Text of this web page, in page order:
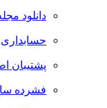
دانلود مجله
حسابداری
پشتیبان اطلاعات
فشرده ساز